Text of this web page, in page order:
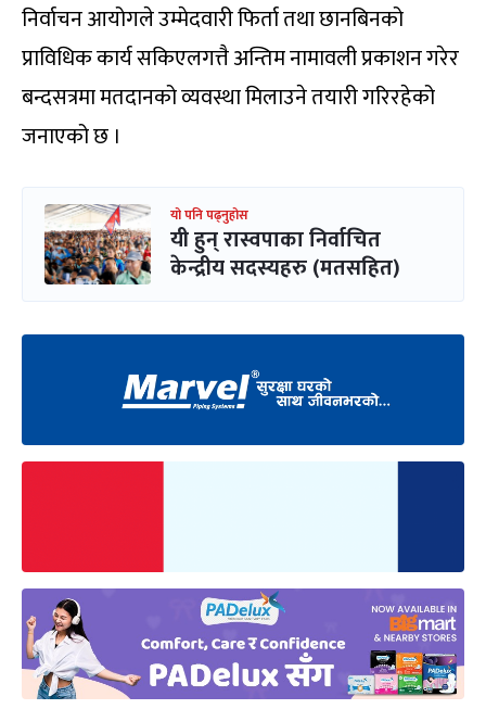
निर्वाचन आयोगले उम्मेदवारी फिर्ता तथा छानबिनको
प्राविधिक कार्य सकिएलगत्तै अन्तिम नामावली प्रकाशन गरेर
बन्दसत्रमा मतदानको व्यवस्था मिलाउने तयारी गरिरहेको
जनाएको छ ।
यो पनि पढ्नुहोस
यी हुन् रास्वपाका निर्वाचित
केन्द्रीय सदस्यहरु (मतसहित)